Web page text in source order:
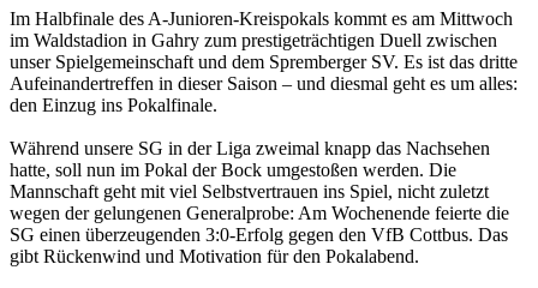
Im Halbfinale des A-Junioren-Kreispokals kommt es am Mittwoch
im Waldstadion in Gahry zum prestigeträchtigen Duell zwischen
unser Spielgemeinschaft und dem Spremberger SV. Es ist das dritte
Aufeinandertreffen in dieser Saison – und diesmal geht es um alles:
den Einzug ins Pokalfinale.
Während unsere SG in der Liga zweimal knapp das Nachsehen
hatte, soll nun im Pokal der Bock umgestoßen werden. Die
Mannschaft geht mit viel Selbstvertrauen ins Spiel, nicht zuletzt
wegen der gelungenen Generalprobe: Am Wochenende feierte die
SG einen überzeugenden 3:0-Erfolg gegen den VfB Cottbus. Das
gibt Rückenwind und Motivation für den Pokalabend.